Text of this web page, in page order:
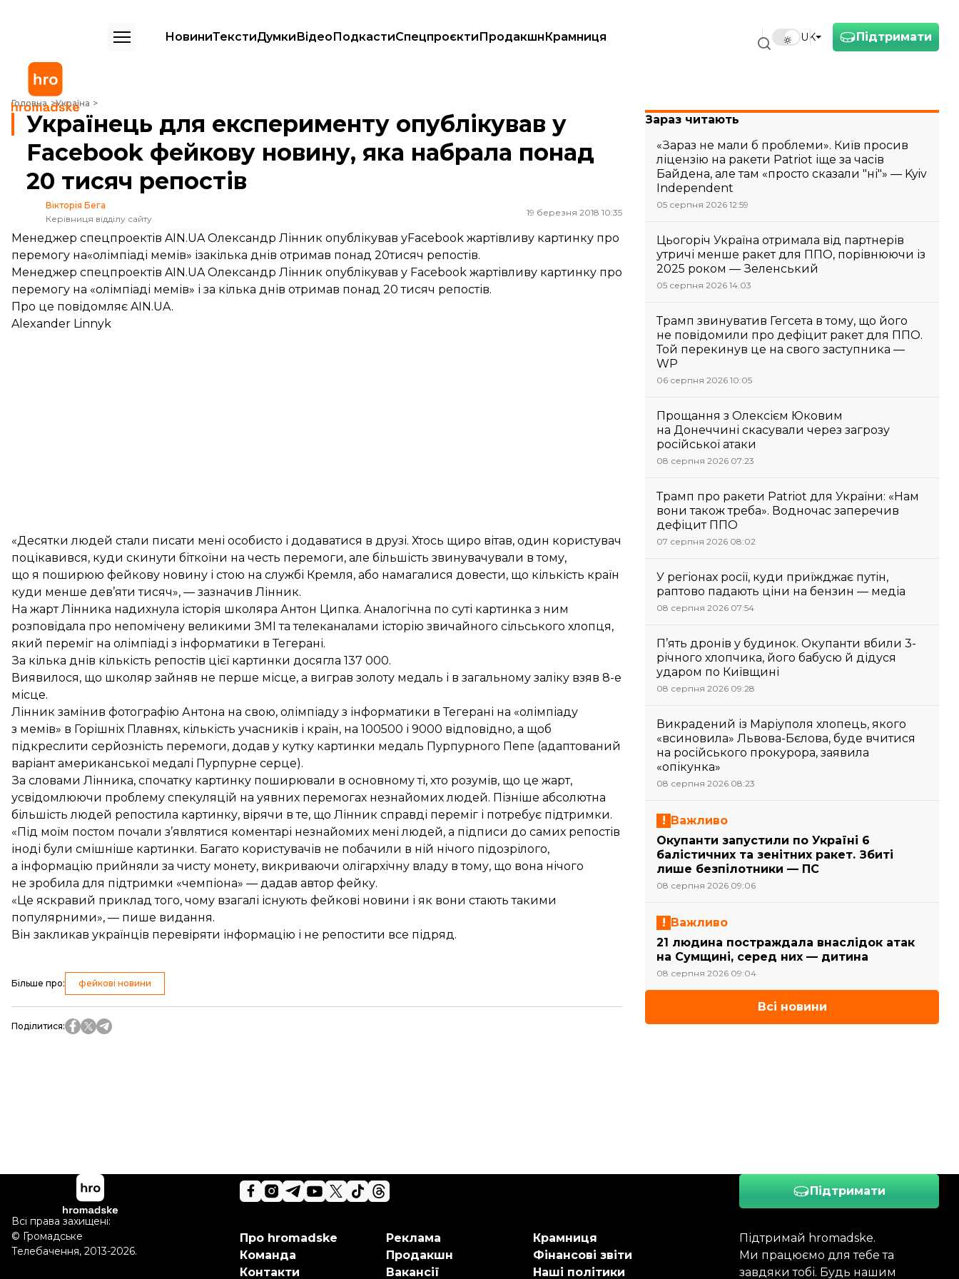
Підтримати
UK
НовиниТекстиДумкиВідеоПодкастиСпецпроєктиПродакшнКрамниця
Головна Україна
Українець для експерименту опублікував у Facebook фейкову новину, яка набрала понад 20 тисяч репостів
Українець для експерименту опублікував у
Facebook фейкову новину, яка набрала понад
20 тисяч репостів
Вікторія Бега
Керівниця відділу сайту
19 березня 2018 10:35
Менеджер спецпроектів AIN.UA Олександр Лінник опублікував уFacebook жартівливу картинку про
перемогу на«олімпіаді мемів» ізакілька днів отримав понад 20тисяч репостів.
Менеджер спецпроектів AIN.UA Олександр Лінник опублікував у Facebook жартівливу картинку про
перемогу на «олімпіаді мемів» і за кілька днів отримав понад 20 тисяч репостів.
Про це повідомляє AIN.UA.
Alexander Linnyk
«Десятки людей стали писати мені особисто і додаватися в друзі. Хтось щиро вітав, один користувач
поцікавився, куди скинути біткоїни на честь перемоги, але більшість звинувачували в тому,
що я поширюю фейкову новину і стою на службі Кремля, або намагалися довести, що кількість країн
куди менше дев’яти тисяч», — зазначив Лінник.
На жарт Лінника надихнула історія школяра Антон Ципка. Аналогічна по суті картинка з ним
розповідала про непомічену великими ЗМІ та телеканалами історію звичайного сільського хлопця,
який переміг на олімпіаді з інформатики в Тегерані.
За кілька днів кількість репостів цієї картинки досягла 137 000.
Виявилося, що школяр зайняв не перше місце, а виграв золоту медаль і в загальному заліку взяв 8-е
місце.
Лінник замінив фотографію Антона на свою, олімпіаду з інформатики в Тегерані на «олімпіаду
з мемів» в Горішніх Плавнях, кількість учасників і країн, на 100500 і 9000 відповідно, а щоб
підкреслити серйозність перемоги, додав у кутку картинки медаль Пурпурного Пепе (адаптований
варіант американської медалі Пурпурне серце).
За словами Лінника, спочатку картинку поширювали в основному ті, хто розумів, що це жарт,
усвідомлюючи проблему спекуляцій на уявних перемогах незнайомих людей. Пізніше абсолютна
більшість людей репостила картинку, вірячи в те, що Лінник справді переміг і потребує підтримки.
«Під моїм постом почали з’являтися коментарі незнайомих мені людей, а підписи до самих репостів
іноді були смішніше картинки. Багато користувачів не побачили в ній нічого підозрілого,
а інформацію прийняли за чисту монету, викриваючи олігархічну владу в тому, що вона нічого
не зробила для підтримки «чемпіона» — дадав автор фейку.
«Це яскравий приклад того, чому взагалі існують фейкові новини і як вони стають такими
популярними», — пише видання.
Він закликав українців перевіряти інформацію і не репостити все підряд.
Більше про: фейкові новини
Поділитися:
Зараз читають
«Зараз не мали б проблеми». Київ просив
ліцензію на ракети Patriot іще за часів
Байдена, але там «просто сказали "ні"» — Kyiv
Independent
05 серпня 2026 12:59
Цьогоріч Україна отримала від партнерів
утричі менше ракет для ППО, порівнюючи із
2025 роком — Зеленський
05 серпня 2026 14:03
Трамп звинуватив Гегсета в тому, що його
не повідомили про дефіцит ракет для ППО.
Той перекинув це на свого заступника —
WP
06 серпня 2026 10:05
Прощання з Олексієм Юковим
на Донеччині скасували через загрозу
російської атаки
08 серпня 2026 07:23
Трамп про ракети Patriot для України: «Нам
вони також треба». Водночас заперечив
дефіцит ППО
07 серпня 2026 08:02
У регіонах росії, куди приїжджає путін,
раптово падають ціни на бензин — медіа
08 серпня 2026 07:54
П’ять дронів у будинок. Окупанти вбили 3-
річного хлопчика, його бабусю й дідуся
ударом по Київщині
08 серпня 2026 09:28
Викрадений із Маріуполя хлопець, якого
«всиновила» Львова-Бєлова, буде вчитися
на російського прокурора, заявила
«опікунка»
08 серпня 2026 08:23
Важливо
Окупанти запустили по Україні 6
балістичних та зенітних ракет. Збиті
лише безпілотники — ПС
08 серпня 2026 09:06
Важливо
21 людина постраждала внаслідок атак
на Сумщині, серед них — дитина
08 серпня 2026 09:04
Всі новини
Підтримати
Підтримай hromadske.
Ми працюємо для тебе та
завдяки тобі. Будь нашим
Про hromadske
Команда
Контакти
Реклама
Продакшн
Вакансії
Крамниця
Фінансові звіти
Наші політики
Всі права захищені:
© Громадське
Телебачення, 2013-2026.